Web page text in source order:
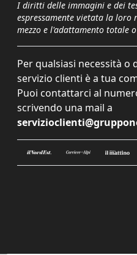
I diritti delle immagini e dei
espressamente vietata la loro
mezzo e l'adattamento totale
Per qualsiasi necessità o
servizio clienti è a tua
Puoi contattarci al
scrivendo una mail a